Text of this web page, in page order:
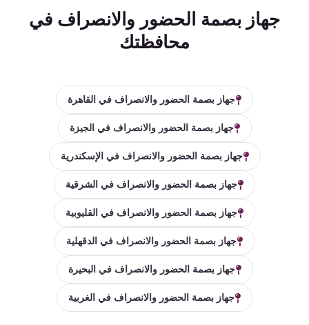
جهاز بصمة الحضور والانصراف في
محافظتك
جهاز بصمة الحضور والانصراف في القاهرة
جهاز بصمة الحضور والانصراف في الجيزة
جهاز بصمة الحضور والانصراف في الإسكندرية
جهاز بصمة الحضور والانصراف في الشرقية
جهاز بصمة الحضور والانصراف في القليوبية
جهاز بصمة الحضور والانصراف في الدقهلية
جهاز بصمة الحضور والانصراف في البحيرة
جهاز بصمة الحضور والانصراف في الغربية